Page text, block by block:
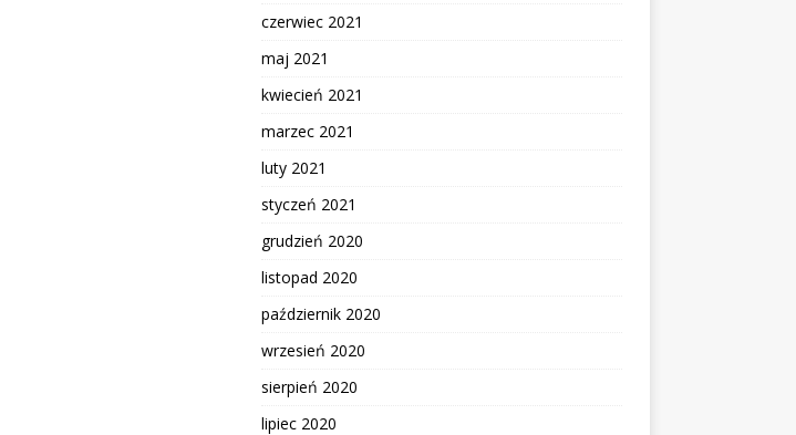
czerwiec 2021
maj 2021
kwiecień 2021
marzec 2021
luty 2021
styczeń 2021
grudzień 2020
listopad 2020
październik 2020
wrzesień 2020
sierpień 2020
lipiec 2020